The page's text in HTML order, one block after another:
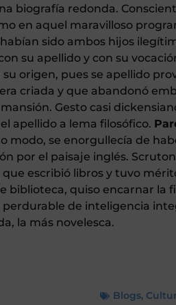
biografía redonda.
en aquel maravilloso
sido ambos hijos
su apellido y con su
su origen, pues se apellido
criada y que abandonó
Gesto casi
apellido a lema filosófico.
modo, se enorgullecía de
por el paisaje inglés.
que escribió libros y tuvo
biblioteca, quiso encarnar la
perdurable de inteligencia
la más novelesca.
Blogs,